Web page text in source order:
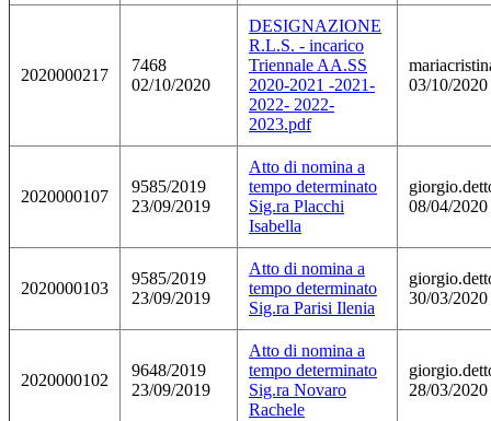
2020000217
7468
02/10/2020
DESIGNAZIONE
R.L.S. - incarico
Triennale AA.SS
2020-2021 -2021-
2022- 2022-
2023.pdf
03/10/2020
2020000107
9585/2019
23/09/2019
Atto di nomina a
tempo determinato
Sig.ra Placchi
Isabella
08/04/2020
2020000103
9585/2019
23/09/2019
Atto di nomina a
tempo determinato
Sig.ra Parisi Ilenia
30/03/2020
2020000102
9648/2019
23/09/2019
Atto di nomina a
tempo determinato
Sig.ra Novaro
Rachele
28/03/2020